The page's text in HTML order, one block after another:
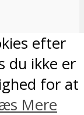
dine
efter
du ikke er
for at
Mere